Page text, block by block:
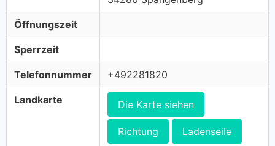
Öffnungszeit
Sperrzeit
Telefonnummer +492281820
Landkarte Die Karte siehen
Richtung Ladenseile